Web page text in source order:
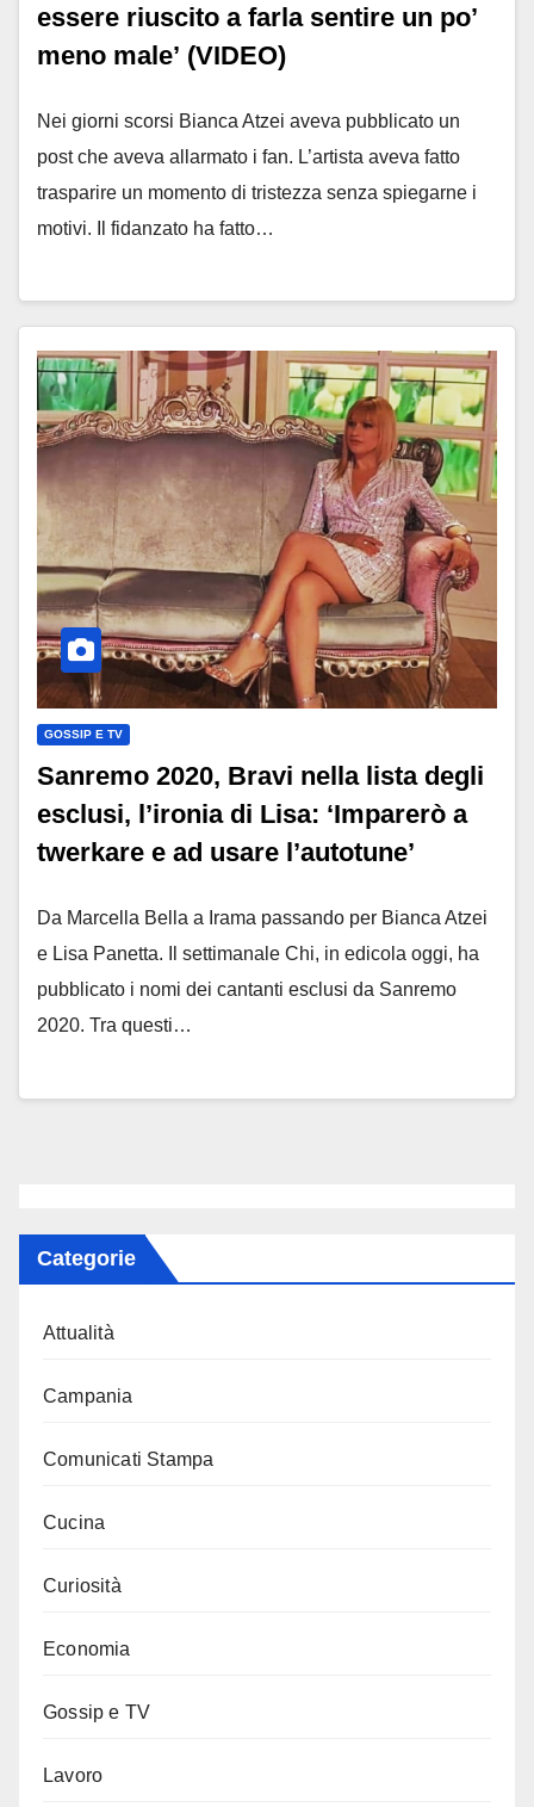
essere riuscito a farla sentire un po’
meno male’ (VIDEO)
Nei giorni scorsi Bianca Atzei aveva pubblicato un
post che aveva allarmato i fan. L’artista aveva fatto
trasparire un momento di tristezza senza spiegarne i
motivi. Il fidanzato ha fatto…
GOSSIP E TV
Sanremo 2020, Bravi nella lista degli
esclusi, l’ironia di Lisa: ‘Imparerò a
twerkare e ad usare l’autotune’
Da Marcella Bella a Irama passando per Bianca Atzei
e Lisa Panetta. Il settimanale Chi, in edicola oggi, ha
pubblicato i nomi dei cantanti esclusi da Sanremo
2020. Tra questi…
Categorie
Attualità
Campania
Comunicati Stampa
Cucina
Curiosità
Economia
Gossip e TV
Lavoro